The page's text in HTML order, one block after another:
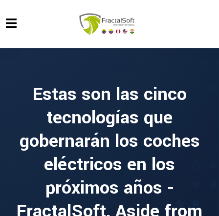
Estas son las cinco
tecnologías que
gobernarán los coches
eléctricos en los
próximos años -